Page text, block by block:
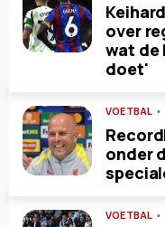
over
wat de
doet'
VOETBAL
onder
VOETBAL